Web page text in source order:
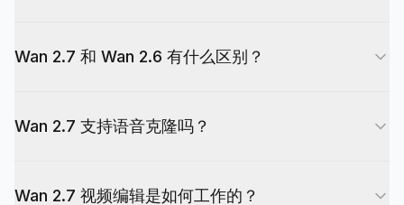
image-to-video 用于首尾帧控制的图生视频。
视频。
Wan 2.7 和 Wan 2.6 有什么区别？
视频编辑（wan2.7-video-edit）和带语音克隆的多
Wan 2.7 支持语音克隆吗？
video）中，提供 1-10 秒音频片段，生成视频的角
Wan 2.7 视频编辑是如何工作的？